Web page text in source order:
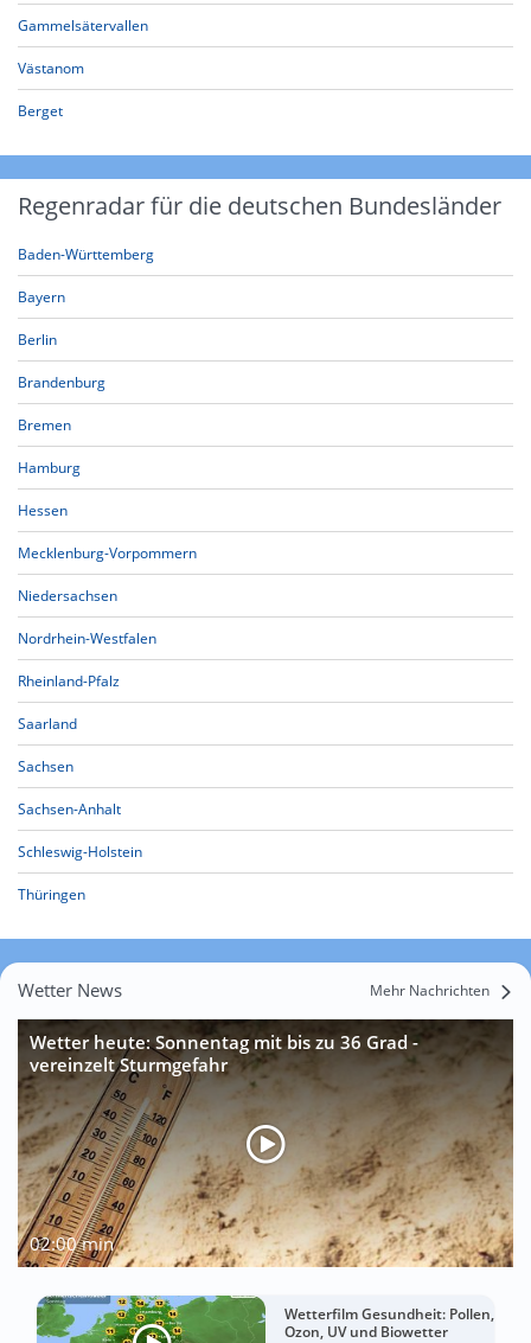
Gammelsätervallen
Västanom
Berget
Regenradar für die deutschen Bundesländer
Baden-Württemberg
Bayern
Berlin
Brandenburg
Bremen
Hamburg
Hessen
Mecklenburg-Vorpommern
Niedersachsen
Nordrhein-Westfalen
Rheinland-Pfalz
Saarland
Sachsen
Sachsen-Anhalt
Schleswig-Holstein
Thüringen
Wetter News Mehr Nachrichten
Wetter heute: Sonnentag mit bis zu 36 Grad -
vereinzelt Sturmgefahr
02:00 min
Wetterfilm Gesundheit: Pollen,
Ozon, UV und Biowetter